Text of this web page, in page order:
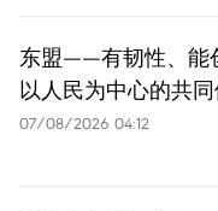
东盟——有韧性、能
以人民为中心的共
07/08/2026 04:12